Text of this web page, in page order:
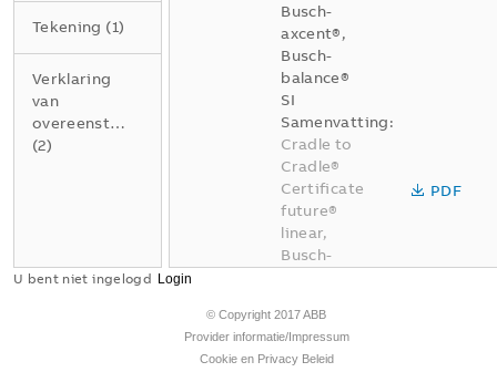
Tekening (1)
Verklaring
van
overeenstemming
(2)
Busch-
axcent®,
Busch-
balance®
SI
Samenvatting:
Cradle to
Cradle®
Certificate
future®
linear,
Busch-
balance®
SI -
Circularity
PDF
U bent niet ingelogd
© Copyright 2017 ABB
Provider informatie/Impressum
Cookie en Privacy Beleid